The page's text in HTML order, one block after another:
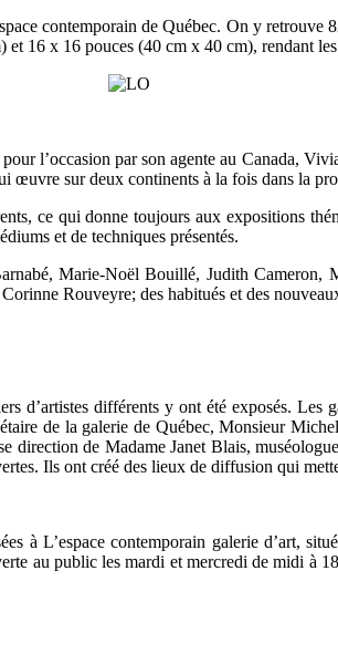
contemporain de Québec. On y
16 x 16 pouces (40 cm x 40 cm), rendant
l’occasion par son agente au Canada,
sur deux continents à la fois dans la
ce qui donne toujours aux expositions
et de techniques présentés.
Marie-Noël Bouillé, Judith
Rouveyre; des habitués et des
d’artistes différents y ont été exposés. Les
de la galerie de Québec, Monsieur
direction de Madame Janet Blais,
Ils ont créé des lieux de diffusion qui
à L’espace contemporain galerie d’art,
au public les mardi et mercredi de midi à